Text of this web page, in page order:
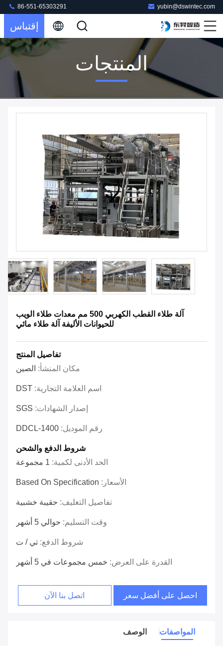
yubin@dswintec.com
86-551-65303291
إقتباس
المنتجات
آلة طلاء القطب الكهربي 500 مم معدات طلاء الويب
للحيوانات الأليفة آلة طلاء مائي
تفاصيل المنتج
مكان المنشأ: الصين
اسم العلامة التجارية: DST
إصدار الشهادات: SGS
رقم الموديل: DDCL-1400
شروط الدفع والشحن
الحد الأدنى لكمية: 1 مجموعة
الأسعار: Based On Specification
تفاصيل التغليف: حقيبة خشبية
وقت التسليم: حوالي 5 أشهر
شروط الدفع: تي / ت
القدرة على العرض: خمس مجموعات في 5 أشهر
احصل على أفضل سعر اتصل بنا الآن
المواصفات الوصف